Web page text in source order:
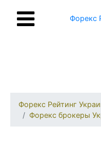
Форекс
Форекс Рейтинг
Форекс брокеры